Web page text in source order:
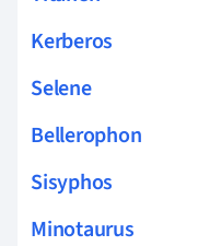
Kerberos
Selene
Bellerophon
Sisyphos
Minotaurus